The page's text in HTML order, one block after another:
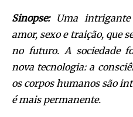
Sinopse:Uma intrigante
amor, sexo e traição, que
no futuro. A sociedade
nova tecnologia: a
os corpos humanos são
é mais permanente.